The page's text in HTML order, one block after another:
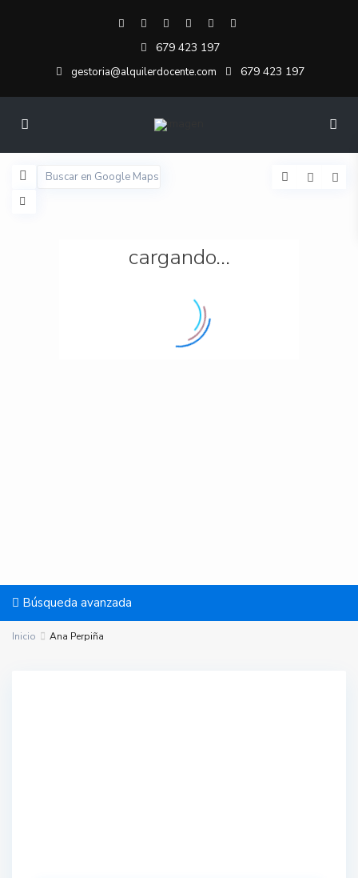
679 423 197
gestoria@alquilerdocente.com 679 423 197
cargando...
Búsqueda avanzada
Inicio Ana Perpiña